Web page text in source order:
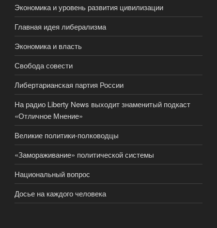
Экономика и уровень развития цивилизации
Главная идея либерализма
Экономика и власть
Свобода совести
Либертарианская партия России
На радио Liberty News выходит знаменитый подкаст
«Отличное Мнение»
Великие политики-полководцы
«Замораживание» политической системы
Национальный вопрос
Досье на каждого человека